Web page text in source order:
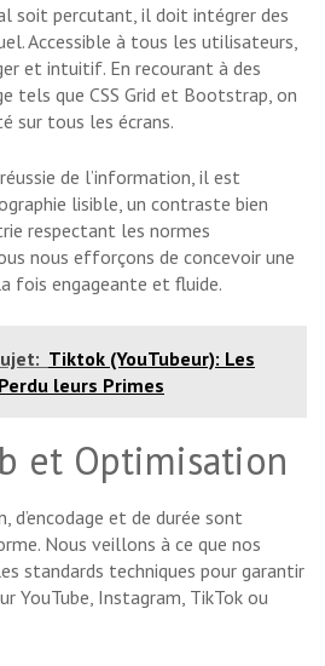
soit percutant, il doit intégrer des
Accessible à tous les utilisateurs,
et intuitif. En recourant à des
tels que CSS Grid et Bootstrap, on
sur tous les écrans.
de l’information, il est
lisible, un contraste bien
respectant les normes
nous efforçons de concevoir une
fois engageante et fluide.
Tiktok (YouTubeur): Les
leurs Primes
et Optimisation
d’encodage et de durée sont
Nous veillons à ce que nos
standards techniques pour garantir
YouTube, Instagram, TikTok ou